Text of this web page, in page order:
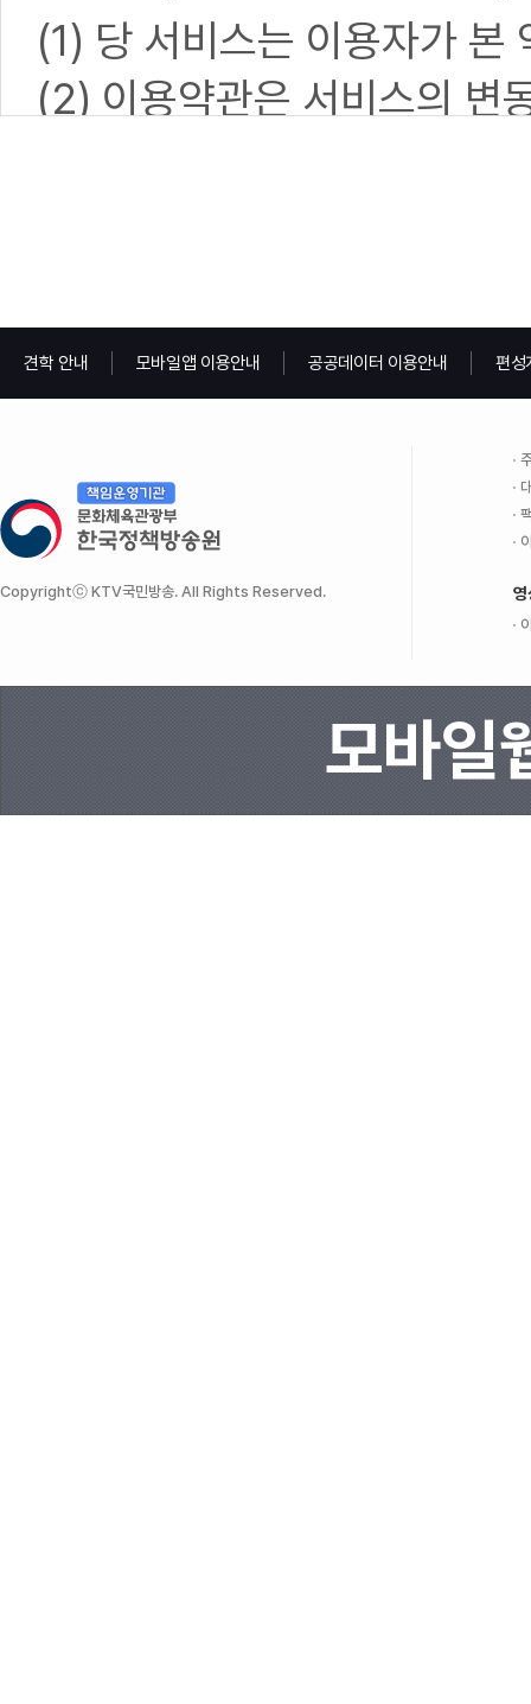
4. 정보주체의 권리
회원은 자신의 개인정보 처
을 권리
이용자 분들의 개인정보 보호
5. 동의거부권 및 동의 거부
가입자는 개인정보 수집·이
대한 동의를 거부할 경우에
(1) 당 서비스는 이용자가 본
(2) 이용약관은 서비스의 변
제 3 조 (약관 외 준칙)
이 약관에 명시되지 않은 사
위원회심의규정, 정보통신
따릅니다.
(1) 이용 계약은 이용자의 서
약관 내용에 대한 동의로 성
(2) 본 약관에 대한 '동의' 의
견학 안내 모바일앱 이용안내 공공데이터 이용안내 편성
Copyrightⓒ KTV국민방송. All Rights Reserved. 영
모바